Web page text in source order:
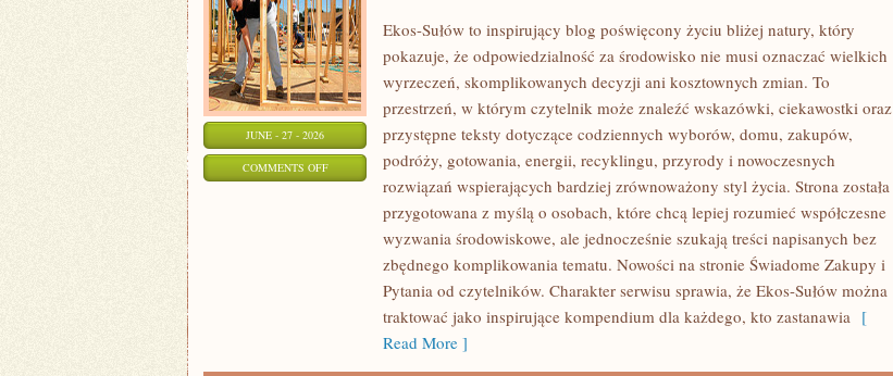
JUNE - 27 - 2026
COMMENTS OFFON
RECYKLING
UPCYKLING
Ekos-Sułów to inspirujący blog poświęcony życiu bliżej natury, który
pokazuje, że odpowiedzialność za środowisko nie musi oznaczać wielkich
wyrzeczeń, skomplikowanych decyzji ani kosztownych zmian. To
przestrzeń, w którym czytelnik może znaleźć wskazówki, ciekawostki oraz
przystępne teksty dotyczące codziennych wyborów, domu, zakupów,
podróży, gotowania, energii, recyklingu, przyrody i nowoczesnych
rozwiązań wspierających bardziej zrównoważony styl życia. Strona została
przygotowana z myślą o osobach, które chcą lepiej rozumieć współczesne
wyzwania środowiskowe, ale jednocześnie szukają treści napisanych bez
zbędnego komplikowania tematu. Nowości na stronie Świadome Zakupy i
Pytania od czytelników. Charakter serwisu sprawia, że Ekos-Sułów można
traktować jako inspirujące kompendium dla każdego, kto zastanawia [
Read More ]